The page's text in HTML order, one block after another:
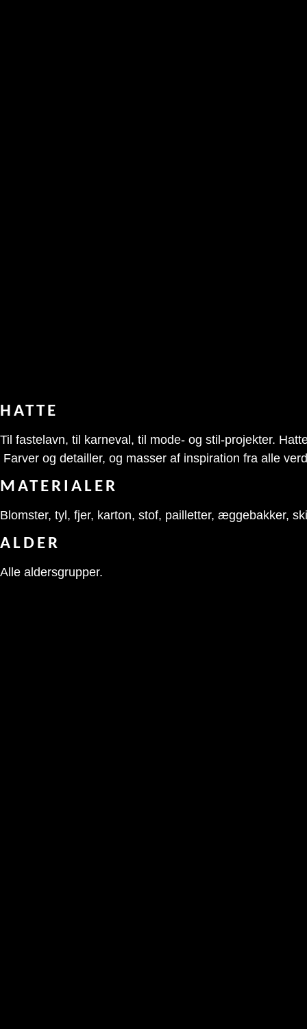
HATTE
Til fastelavn, til karneval, til mode- og stil-projekter.
Farver og detailler, og masser af inspiration fra alle
MATERIALER
Blomster, tyl, fjer, karton, stof, pailletter, æggebakker,
ALDER
Alle aldersgrupper.